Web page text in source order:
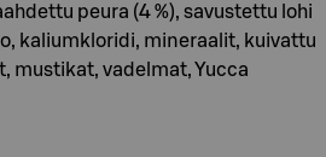
peura (4 %), savustettu lohi
kaliumkloridi, mineraalit, kuivattu
mustikat, vadelmat, Yucca